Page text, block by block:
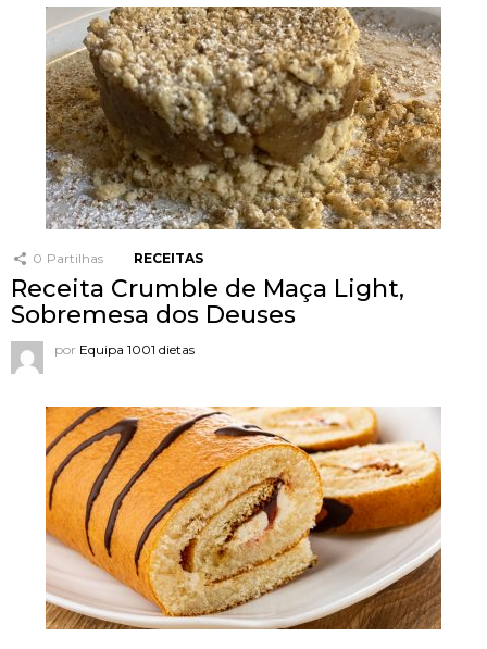
0 Partilhas RECEITAS
Receita Crumble de Maça Light,
Sobremesa dos Deuses
por Equipa 1001 dietas